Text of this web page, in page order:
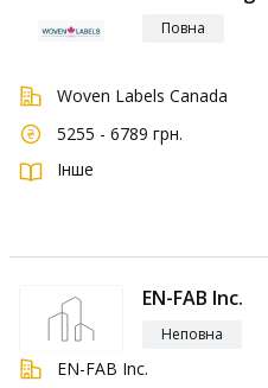
Повна
Woven Labels Canada
5255 - 6789 грн.
Інше
EN-FAB Inc.
Неповна
EN-FAB Inc.